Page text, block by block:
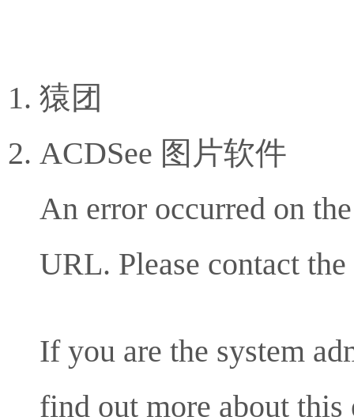
猿团
ACDSee 图片软件
An error occurred on
URL. Please contact
If you are the system
find out more about this